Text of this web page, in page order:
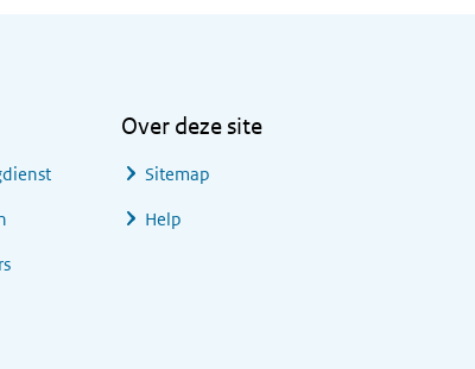
Over deze site
Sitemap
Help